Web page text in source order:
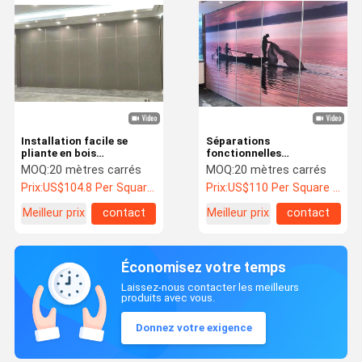
Installation facile se
pliante en bois
acoustique de cloison de
séparation pour le lieu de
réunion
MOQ:20 mètres carrés
Prix:US$104.8 Per Square Meter
Meilleur prix
contact
Séparations
fonctionnelles
accrochantes de peinture
de panneau de cloisons de
séparation d'OEM
MOQ:20 mètres carrés
Prix:US$110 Per Square Meter
Meilleur prix
contact
Économisez votre temps
Laissez-nous contacter les meilleurs
produits avec vous.
Donnez votre exigence